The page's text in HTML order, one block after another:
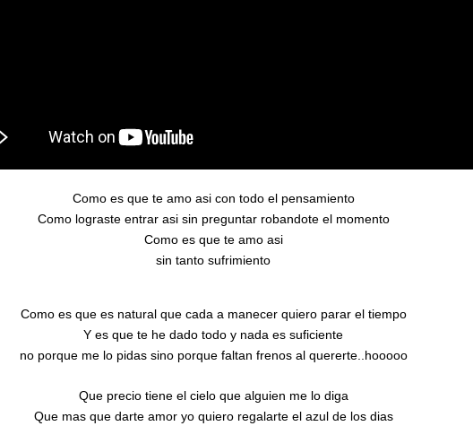
Como es que te amo asi con todo el pensamiento
Como lograste entrar asi sin preguntar robandote el momento
Como es que te amo asi
sin tanto sufrimiento
Como es que es natural que cada a manecer quiero parar el tiempo
Y es que te he dado todo y nada es suficiente
no porque me lo pidas sino porque faltan frenos al quererte..hooooo
Que precio tiene el cielo que alguien me lo diga
Que mas que darte amor yo quiero regalarte el azul de los dias